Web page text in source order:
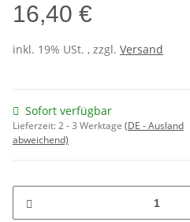
16,40 €
inkl. 19% USt. , zzgl. Versand
Sofort verfügbar
Lieferzeit:2 - 3 Werktage (DE - Ausland
abweichend)